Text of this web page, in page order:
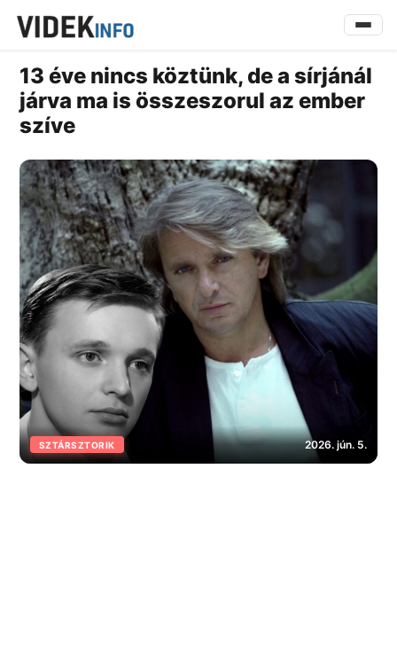
13 éve nincs köztünk, de a sírjánál
járva ma is összeszorul az ember
szíve
SZTÁRSZTORIK 2026. jún. 5.